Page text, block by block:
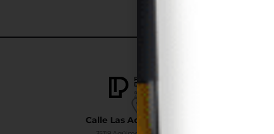
Calle Las Adelfas Nº6-B